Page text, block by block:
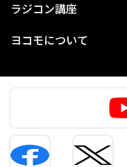
ラジコン講座
ヨコモについて